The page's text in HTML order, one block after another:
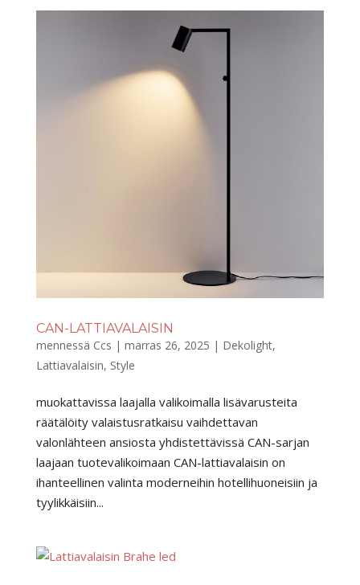
CAN-LATTIAVALAISIN
mennessä Ccs | marras 26, 2025 | Dekolight,
Lattiavalaisin, Style
muokattavissa laajalla valikoimalla lisävarusteita
räätälöity valaistusratkaisu vaihdettavan
valonlähteen ansiosta yhdistettävissä CAN-sarjan
laajaan tuotevalikoimaan CAN-lattiavalaisin on
ihanteellinen valinta moderneihin hotellihuoneisiin ja
tyylikkäisiin...